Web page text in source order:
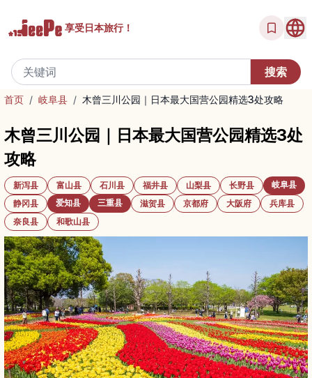
享受日本旅行！
首页 / 岐阜县 / 木曾三川公园｜日本最大国营公园精选3处攻略
木曾三川公园｜日本最大国营公园精选3处
攻略
新泻县 富山县 石川县 福井县 山梨县 长野县
岐阜县
静冈县
爱知县 三重县 滋贺县 京都府 大阪府
兵库县
奈良县
和歌山县